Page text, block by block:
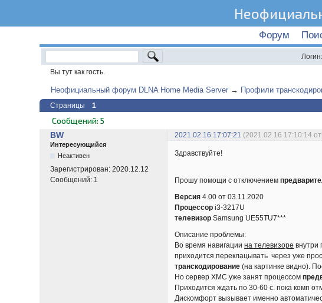
Форум
Логин:
Вы тут как гость.
Неофициальный форум DLNA Home Media Server → Профили
Страницы 1
Сообщений: 5
BW 2021.02.16 17:07:21 (2021.02.16 17:10:14
Интересующийся
Неактивен
Зарегистрирован:2020.12.12
Сообщений: 1
Здравствуйте!
Прошу помощи с отключением
Версия 4.00 от 03.11.2020
Процессор i3-3217U
телевизор Samsung UE55TU7***
Описание проблемы:
Во время навигациина телевизоре внутри
приходится переклацывать через уже
транскодирование (на картинке видно).
Но сервер ХМС уже занят процессом
Приходится ждать по 30-60 с. пока комп
Дискомфорт вызывает именно